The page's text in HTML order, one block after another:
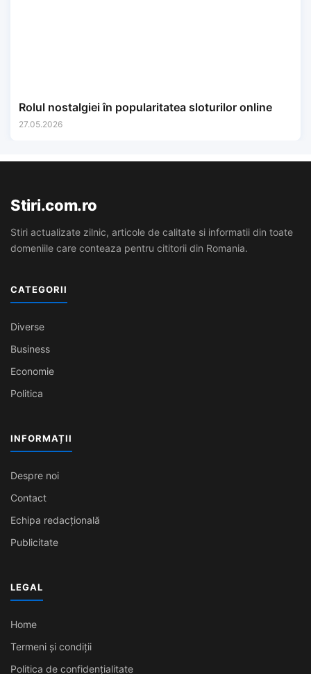
Rolul nostalgiei în popularitatea sloturilor online
27.05.2026
Stiri.com.ro
Stiri actualizate zilnic, articole de calitate si informatii din toate
domeniile care conteaza pentru cititorii din Romania.
CATEGORII
Diverse
Business
Economie
Politica
INFORMAȚII
Despre noi
Contact
Echipa redacțională
Publicitate
LEGAL
Home
Termeni și condiții
Politica de confidențialitate